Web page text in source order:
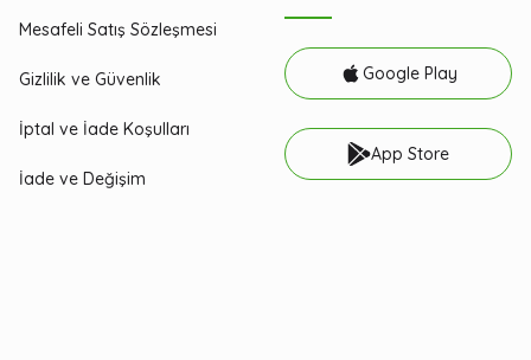
Mesafeli Satış Sözleşmesi
Gizlilik ve Güvenlik
İptal ve İade Koşulları
İade ve Değişim
Google Play
App Store